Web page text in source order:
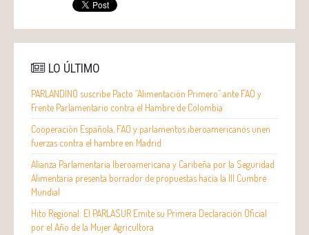
LO ÚLTIMO
PARLANDINO suscribe Pacto “Alimentación Primero” ante FAO y
Frente Parlamentario contra el Hambre de Colombia
Cooperación Española, FAO y parlamentos iberoamericanos unen
fuerzas contra el hambre en Madrid
Alianza Parlamentaria Iberoamericana y Caribeña por la Seguridad
Alimentaria presenta borrador de propuestas hacia la III Cumbre
Mundial
Hito Regional: El PARLASUR Emite su Primera Declaración Oficial
por el Año de la Mujer Agricultora